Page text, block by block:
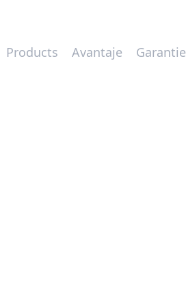
Products Avantaje Garantie